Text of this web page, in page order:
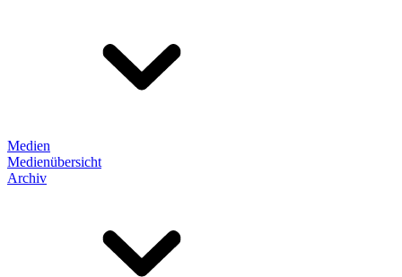
Medien
Medienübersicht
Archiv